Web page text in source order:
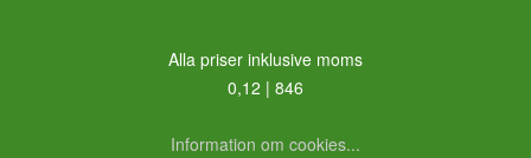
Alla priser inklusive moms
0,12 | 846
Information om cookies...